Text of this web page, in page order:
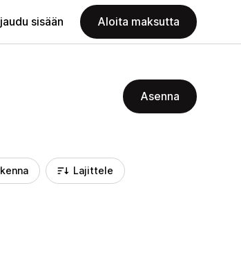
sisään Aloita maksutta
Asenna
Lajittele